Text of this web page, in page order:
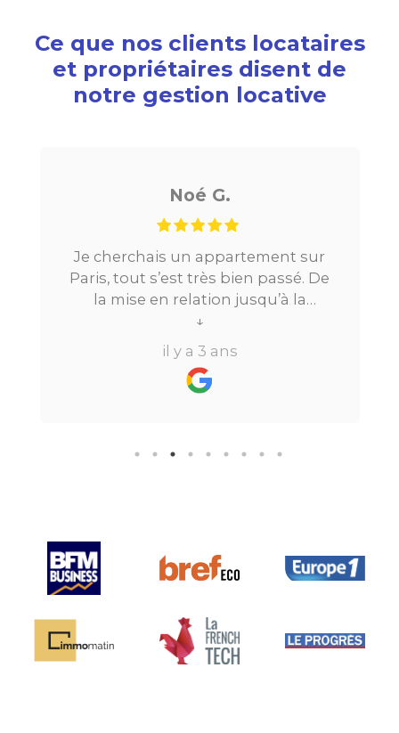
Ce que nos clients locataires
et propriétaires disent de
notre gestion locative
Noé G.
Je cherchais un appartement sur
Paris, tout s’est très bien passé. De
la mise en relation jusqu’à la
location. Le digital qui fait gagner
beaucoup de temps ne fait pas
perdre l’aspect humain ce qui est
vraiment bien ! Je recommande
↓
il y a 3 ans